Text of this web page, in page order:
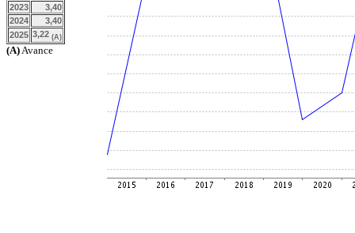
2023
3,40
2024
3,40
2025 3,22 (A)
(A)Avance